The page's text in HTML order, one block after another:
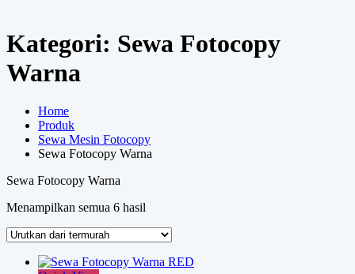
Kategori: Sewa Fotocopy
Warna
Home
Produk
Sewa Mesin Fotocopy
Sewa Fotocopy Warna
Sewa Fotocopy Warna
Menampilkan semua 6 hasil
harga:
ke